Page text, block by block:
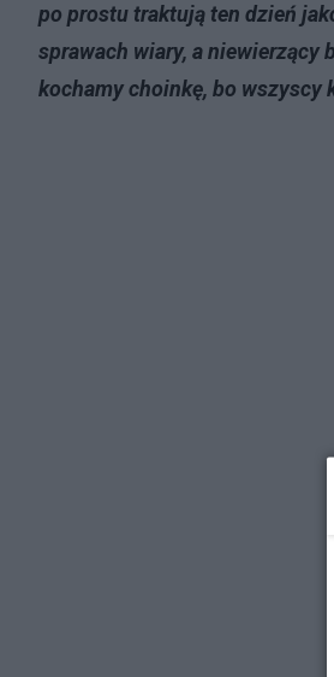
po prostu traktują ten dzień
sprawach wiary, a niewierzący
kochamy choinkę, bo wszyscy